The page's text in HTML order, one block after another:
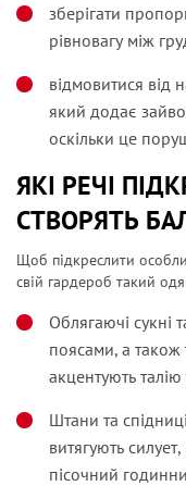
зберігати
рівновагу між
відмовитися від
який додає
оскільки це
ЯКІ РЕЧІ
СТВОРЯТЬ
Щоб підкреслити
свій гардероб такий
Облягаючі сукні
поясами, а також
акцентують
Штани та
витягують
пісочний